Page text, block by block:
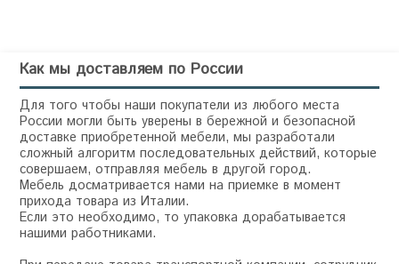
Как мы доставляем по России
Для того чтобы наши покупатели из любого места
России могли быть уверены в бережной и безопасной
доставке приобретенной мебели, мы разработали
сложный алгоритм последовательных действий, которые
совершаем, отправляя мебель в другой город.
Мебель досматривается нами на приемке в момент
прихода товара из Италии.
Если это необходимо, то упаковка дорабатывается
нашими работниками.